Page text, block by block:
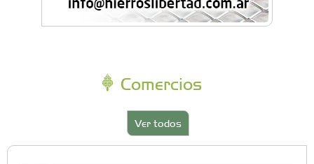
Comercios
Ver todos